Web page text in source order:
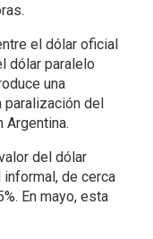
el dólar oficial
dólar paralelo
una
paralización del
Argentina.
del dólar
de cerca
En mayo, esta